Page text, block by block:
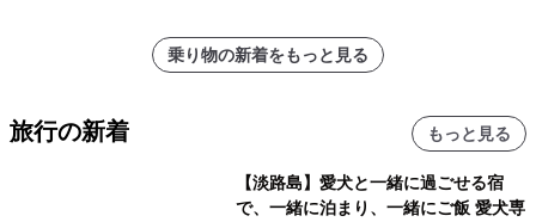
乗り物の新着をもっと見る
旅行の新着 もっと見る
【淡路島】愛犬と一緒に過ごせる宿
で、一緒に泊まり、一緒にご飯 愛犬専